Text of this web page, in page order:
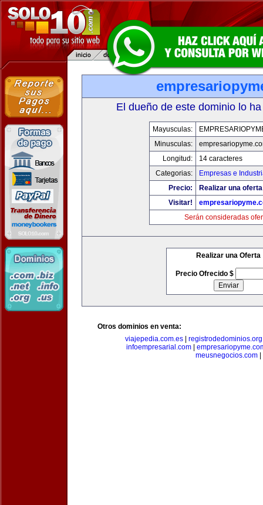
El dueño de este dominio lo
Mayusculas:
Minusculas:
Longitud:
14 caracteres
Categorias:
Empresas e
Precio:
Realizar una
Visitar!
Serán consideradas
Realizar una Oferta
Precio Ofrecido $
Otros dominios en venta:
viajepedia.com.es| registrodedominios.org
infoempresarial.com|
meusnegocios.com